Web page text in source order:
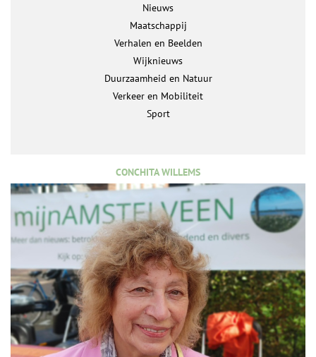
Nieuws
Maatschappij
Verhalen en Beelden
Wijknieuws
Duurzaamheid en Natuur
Verkeer en Mobiliteit
Sport
CONCHITA WILLEMS